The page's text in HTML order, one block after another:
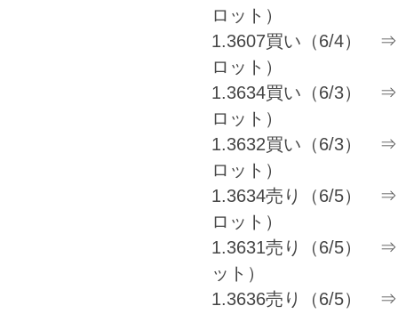
ロット）
1.3607買い（6/4） ⇒
ロット）
1.3634買い（6/3） ⇒
ロット）
1.3632買い（6/3） ⇒
ロット）
1.3634売り（6/5） ⇒
ロット）
1.3631売り（6/5） ⇒
ット）
1.3636売り（6/5） ⇒